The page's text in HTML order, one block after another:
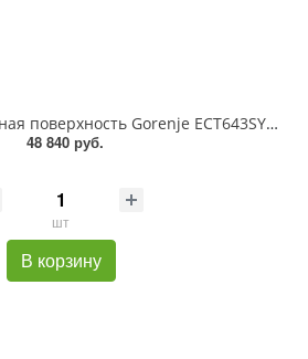
Электрическая варочная поверхность Gorenje ECT643SYW, 4 конфорки, с зоной расширения, стеклокерамика, 7000 Вт
48 840 руб.
шт
В корзину